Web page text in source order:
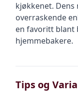
kjøkkenet. Dens
overraskende
en favoritt blant
hjemmebakere.
Tips og